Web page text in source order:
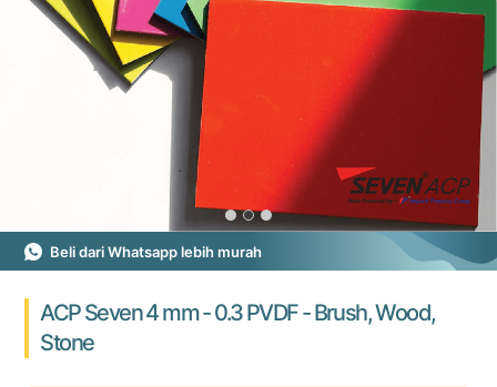
Beli dari Whatsapp lebih murah
ACP Seven 4 mm - 0.3 PVDF - Brush, Wood,
Stone